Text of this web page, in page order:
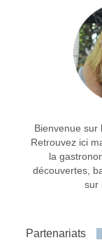
Bienvenue sur
Retrouvez ici
la
découvertes,
sur
Partenariats